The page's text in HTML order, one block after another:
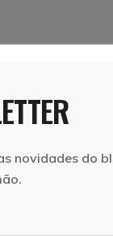
novidades do